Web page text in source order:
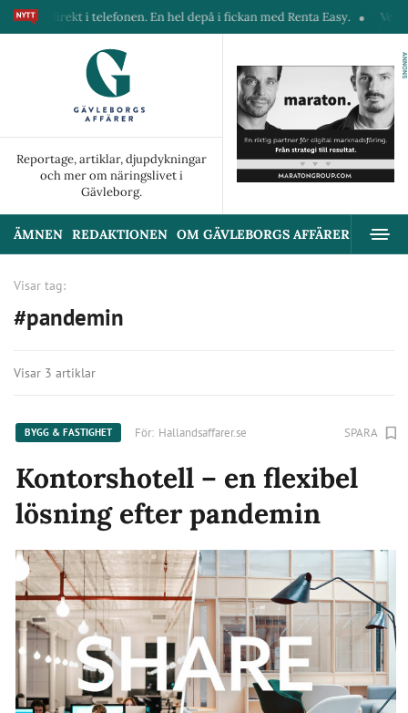
direkt i telefonen. En hel depå i fickan med Renta Easy. Velumi
Reportage, artiklar, djupdykningar
och mer om näringslivet i
Gävleborg.
ANNONS
ÄMNEN REDAKTIONEN OM GÄVLEBORGS AFFÄRER
Visar tag:
#pandemin
Visar 3 artiklar
BYGG & FASTIGHET För: Hallandsaffarer.se SPARA
Kontorshotell – en flexibel
lösning efter pandemin